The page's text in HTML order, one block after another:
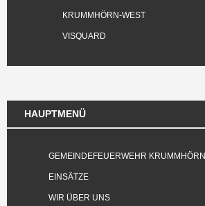
KRUMMHÖRN-WEST
VISQUARD
HAUPTMENÜ
GEMEINDEFEUERWEHR KRUMMHÖRN
EINSÄTZE
WIR ÜBER UNS